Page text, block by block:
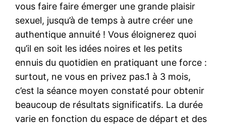
vous faire faire émerger une grande plaisir
sexuel, jusqu’à de temps à autre créer une
authentique annuité ! Vous éloignerez quoi
qu’il en soit les idées noires et les petits
ennuis du quotidien en pratiquant une force :
surtout, ne vous en privez pas.1 à 3 mois,
c’est la séance moyen constaté pour obtenir
beaucoup de résultats significatifs. La durée
varie en fonction du espace de départ et des